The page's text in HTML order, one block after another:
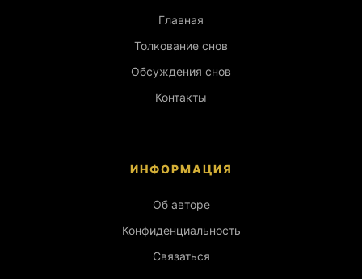
Главная
Толкование снов
Обсуждения снов
Контакты
ИНФОРМАЦИЯ
Об авторе
Конфиденциальность
Связаться